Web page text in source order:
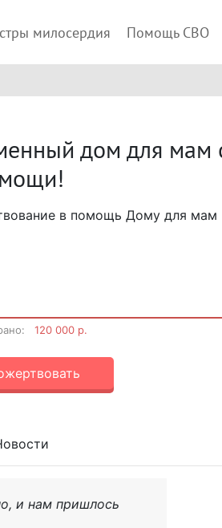
милосердия Помощь СВО
дом для мам
в помощь Дому для мам
120 000 р.
и нам пришлось